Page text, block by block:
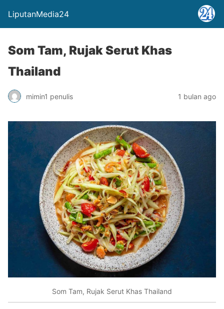
LiputanMedia24
Som Tam, Rujak Serut Khas
Thailand
mimin1 penulis 1 bulan ago
Som Tam, Rujak Serut Khas Thailand